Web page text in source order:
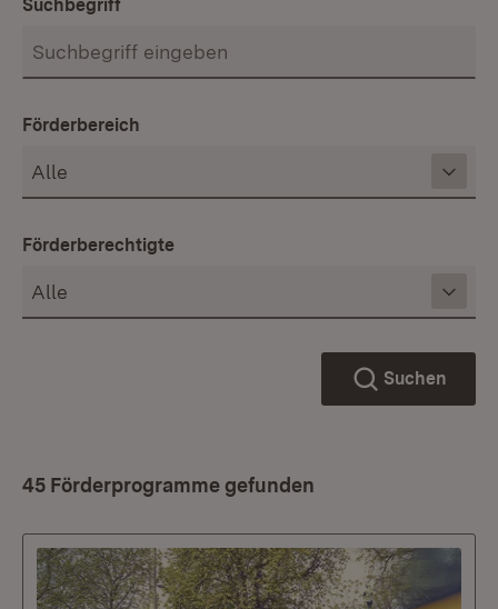
Suchbegriff
Förderbereich
Förderberechtigte
Suchen
45 Förderprogramme gefunden